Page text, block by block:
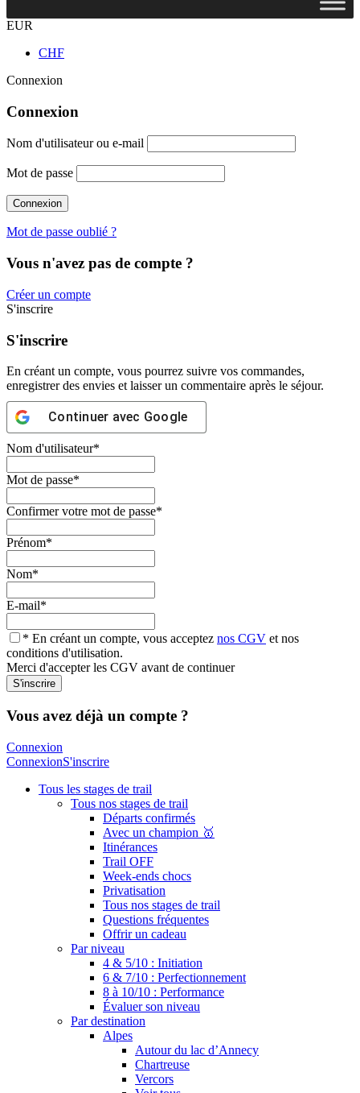
EUR
CHF
Connexion
Connexion
Nom d'utilisateur ou e-mail
Mot de passe
Mot de passe oublié ?
Vous n'avez pas de compte ?
Créer un compte
S'inscrire
S'inscrire
En créant un compte, vous pourrez suivre vos commandes,
enregistrer des envies et laisser un commentaire après le séjour.
Continuer avec Google
Nom d'utilisateur*
Mot de passe*
Confirmer votre mot de passe*
Prénom*
Nom*
E-mail*
* En créant un compte, vous acceptez nos CGV et nos
conditions d'utilisation.
Merci d'accepter les CGV avant de continuer
Vous avez déjà un compte ?
Connexion
ConnexionS'inscrire
Tous les stages de trail
Tous nos stages de trail
Départs confirmés
Avec un champion 🥇
Itinérances
Trail OFF
Week-ends chocs
Privatisation
Tous nos stages de trail
Questions fréquentes
Offrir un cadeau
Par niveau
4 & 5/10 : Initiation
6 & 7/10 : Perfectionnement
8 à 10/10 : Performance
Évaluer son niveau
Par destination
Alpes
Autour du lac d’Annecy
Chartreuse
Vercors